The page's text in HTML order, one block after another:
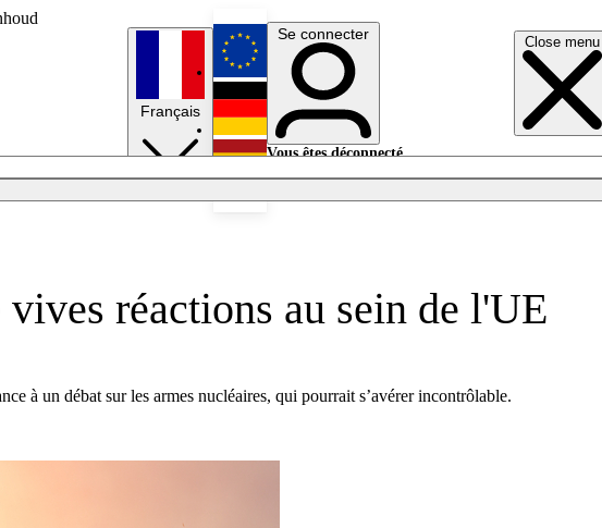
Close menu
Français
English
Deutsch
Se connecter
Vous êtes déconnecté.
réactions au sein de l'UE
à un débat sur les armes nucléaires, qui pourrait s’avérer incontrôlable.